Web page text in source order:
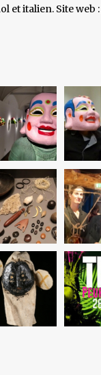
et italien. Site web :